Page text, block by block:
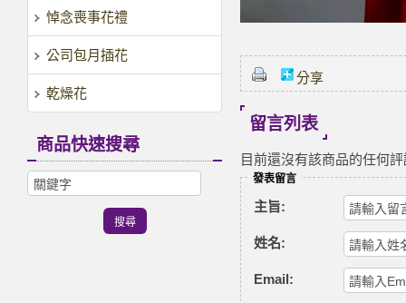
悼念喪事花禮
公司包月插花
乾燥花
商品快速搜尋
分享
留言列表
目前還沒有該商品的任何
發表留言
主旨:
姓名:
Email: